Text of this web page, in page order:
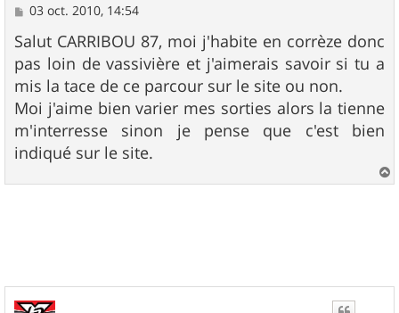
M
s
s
a
g
e
03 oct. 2010, 14:54
Salut CARRIBOU 87, moi j'habite en corrèze donc
pas loin de vassivière et j'aimerais savoir si tu a
mis la tace de ce parcour sur le site ou non.
Moi j'aime bien varier mes sorties alors la tienne
m'interresse sinon je pense que c'est bien
indiqué sur le site.
a